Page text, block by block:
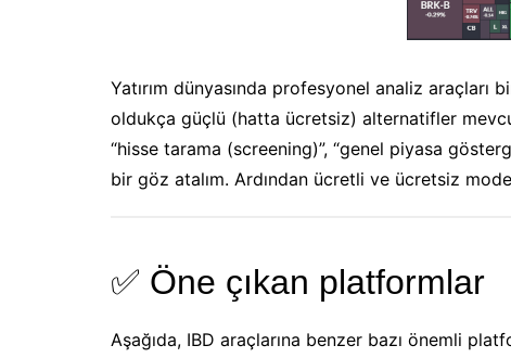
Yatırım dünyasında profesyonel analiz araçları
oldukça güçlü (hatta ücretsiz) alternatifler
“hisse tarama (screening)”, “genel piyasa
bir göz atalım. Ardından ücretli ve ücretsiz
✅ Öne çıkan platformlar
Aşağıda, IBD araçlarına benzer bazı önemli